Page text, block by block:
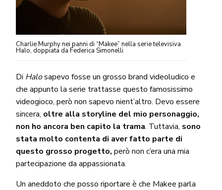
Charlie Murphy nei panni di “Makee” nella serie televisiva
Halo, doppiata da Federica Simonelli
Di Halosapevo fosse un grosso brand videoludico e
che appunto la serie trattasse questo famosissimo
videogioco, però non sapevo nient’altro. Devo essere
sincera, oltre alla storyline del mio personaggio,
non ho ancora ben capito la trama. Tuttavia, sono
stata molto contenta di aver fatto parte di
questo grosso progetto, però non c’era una mia
partecipazione da appassionata.
Un aneddoto che posso riportare è che Makee parla